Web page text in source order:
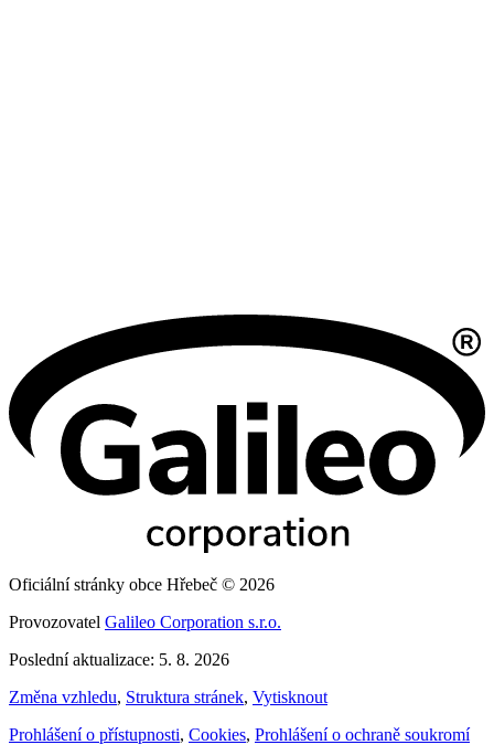
Oficiální stránky obce Hřebeč © 2026
Provozovatel Galileo Corporation s.r.o.
Poslední aktualizace: 5. 8. 2026
Změna vzhledu, Struktura stránek, Vytisknout
Prohlášení o přístupnosti, Cookies, Prohlášení o ochraně soukromí